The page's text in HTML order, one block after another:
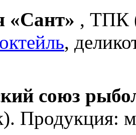
«Сант» , ТПК
,
союз
Продукция: